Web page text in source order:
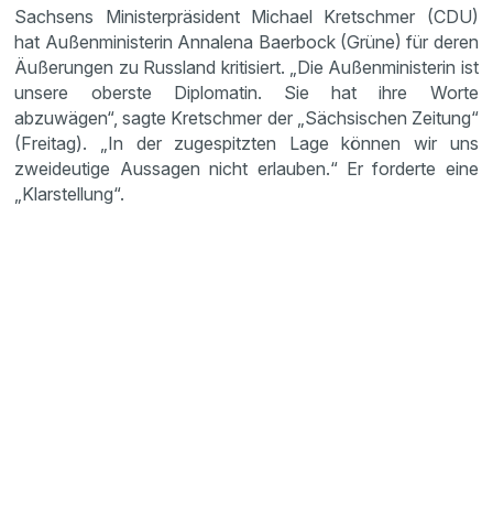
Sachsens Ministerpräsident Michael Kretschmer (CDU)
hat Außenministerin Annalena Baerbock (Grüne) für deren
Äußerungen zu Russland kritisiert. „Die Außenministerin ist
unsere oberste Diplomatin. Sie hat ihre Worte
abzuwägen“, sagte Kretschmer der „Sächsischen Zeitung“
(Freitag). „In der zugespitzten Lage können wir uns
zweideutige Aussagen nicht erlauben.“ Er forderte eine
„Klarstellung“.